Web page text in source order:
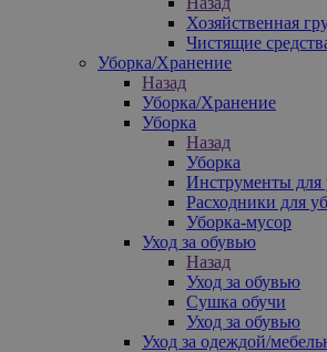
Хозяйственная
Чистящие
Уборка/Хранение
Назад
Уборка/Хранение
Уборка
Назад
Уборка
Инструменты для
Расходники для
Уборка-мусор
Уход за обувью
Назад
Уход за обувью
Сушка обучи
Уход за обувью
Уход за одеждой/